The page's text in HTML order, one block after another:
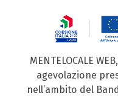
MENTELOCALE
agevolazione
nell’ambito del